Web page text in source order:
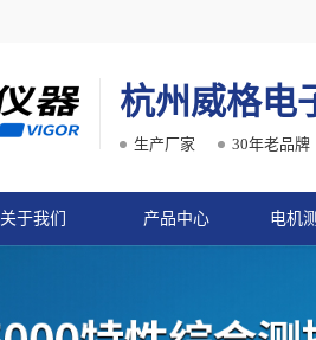
杭州威格电
生产厂家 30年老品牌
关于我们 产品中心 电机